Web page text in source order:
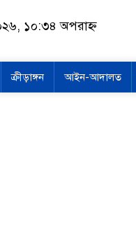
১০:৩৪ অপরাহ্ন
ক্রীড়াঙ্গন আইন-আদালত